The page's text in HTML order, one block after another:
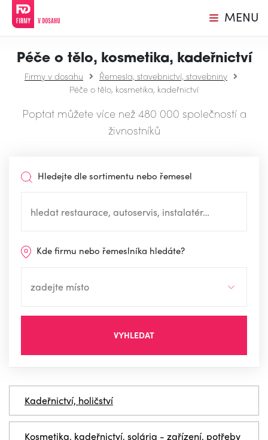
MENU
Péče o tělo, kosmetika, kadeřnictví
Firmy v dosahu
Řemesla, stavebnictví, stavebniny
Péče o tělo, kosmetika, kadeřnictví
Poptat můžete více než 480 000 společností a
živnostníků
Hledejte dle sortimentu nebo řemesel
Kde firmu nebo řemeslníka hledáte?
VYHLEDAT
Kadeřnictví, holičství
Kosmetika, kadeřnictví, solária - zařízení, potřeby